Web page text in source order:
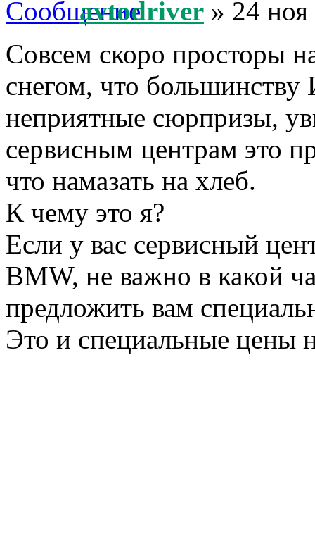
avtodriver » 24
Совсем скоро просторы
снегом, что
неприятные сюрпризы,
сервисным центрам это
что намазать на хлеб.
К чему это я?
Если у вас сервисный
BMW, не важно в какой
предложить вам
Это и специальные цены